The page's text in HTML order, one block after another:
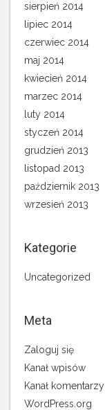
sierpień 2014
lipiec 2014
czerwiec 2014
maj 2014
kwiecień 2014
marzec 2014
luty 2014
styczeń 2014
grudzień 2013
listopad 2013
październik 2013
wrzesień 2013
Kategorie
Uncategorized
Meta
Zaloguj się
Kanał wpisów
Kanał komentarzy
WordPress.org